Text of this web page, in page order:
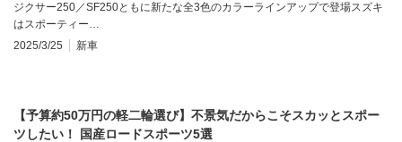
ジクサー250／SF250ともに新たな全3色のカラーラインアップで登場スズキ
はスポーティー…
2025/3/25
新車
【予算約50万円の軽二輪選び】不景気だからこそスカッとスポー
ツしたい！ 国産ロードスポーツ5選